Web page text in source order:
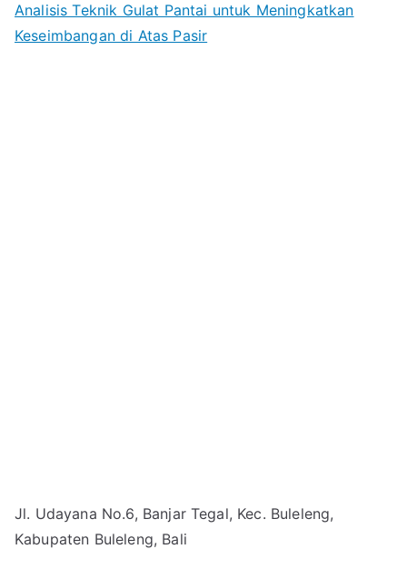
Analisis Teknik Gulat Pantai untuk Meningkatkan
Keseimbangan di Atas Pasir
Jl. Udayana No.6, Banjar Tegal, Kec. Buleleng,
Kabupaten Buleleng, Bali